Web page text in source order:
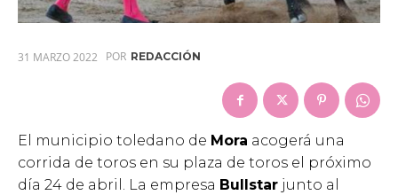
31 MARZO 2022 POR REDACCIÓN
El municipio toledano de Mora acogerá una
corrida de toros en su plaza de toros el próximo
día 24 de abril. La empresa Bullstar junto al